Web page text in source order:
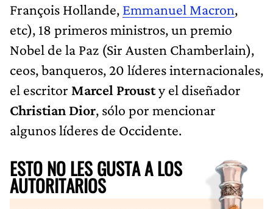
François Hollande, Emmanuel Macron,
etc), 18 primeros ministros, un premio
Nobel de la Paz (Sir Austen Chamberlain),
ceos, banqueros, 20 líderes internacionales,
el escritor Marcel Prousty el diseñador
Christian Dior, sólo por mencionar
algunos líderes de Occidente.
ESTO NO LES GUSTA A LOS
AUTORITARIOS